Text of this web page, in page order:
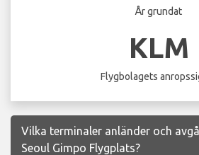
År grundat
KLM
Flygbolagets
Vilka terminaler anländer och
Seoul Gimpo Flygplats?